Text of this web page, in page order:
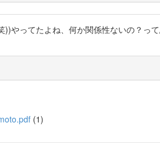
))やってたよね、何か関係性ないの？
(1)